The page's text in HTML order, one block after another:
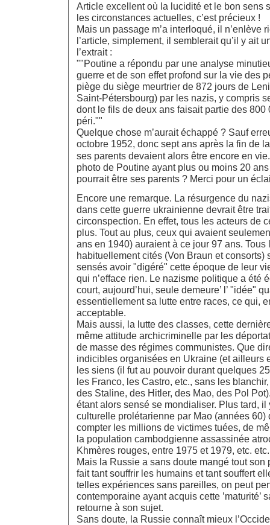
Article excellent où la lucidité et le bon sens
les circonstances actuelles, c’est précieux !
Mais un passage m’a interloqué, il n’enlève
l’article, simplement, il semblerait qu’il y ait
l’extrait :
""Poutine a répondu par une analyse
guerre et de son effet profond sur la vie des
piège du siège meurtrier de 872 jours de
Saint-Pétersbourg) par les nazis, y compris
dont le fils de deux ans faisait partie des 800
péri.""
Quelque chose m’aurait échappé ? Sauf
octobre 1952, donc sept ans après la fin de
ses parents devaient alors être encore en
photo de Poutine ayant plus ou moins 20
pourrait être ses parents ? Merci pour un
Encore une remarque. La résurgence du
dans cette guerre ukrainienne devrait être
circonspection. En effet, tous les acteurs de
plus. Tout au plus, ceux qui avaient
ans en 1940) auraient à ce jour 97 ans. Tous
habituellement cités (Von Braun et consorts)
sensés avoir "digéré" cette époque de leur
qui n’efface rien. Le nazisme politique a été
court, aujourd’hui, seule demeure’ l’ "idée"
essentiellement sa lutte entre races, ce qui,
acceptable.
Mais aussi, la lutte des classes, cette
même attitude archicriminelle par les
de masse des régimes communistes. Que
indicibles organisées en Ukraine (et ailleurs
les siens (il fut au pouvoir durant quelques
les Franco, les Castro, etc., sans les
des Staline, des Hitler, des Mao, des Pol
étant alors sensé se mondialiser. Plus tard, il
culturelle prolétarienne par Mao (années 60)
compter les millions de victimes tuées, de
la population cambodgienne assassinée
Khmères rouges, entre 1975 et 1979, etc. etc.
Mais la Russie a sans doute mangé tout son
fait tant souffrir les humains et tant souffert
telles expériences sans pareilles, on peut
contemporaine ayant acquis cette ’maturité’
retourne à son sujet.
Sans doute, la Russie connaît mieux